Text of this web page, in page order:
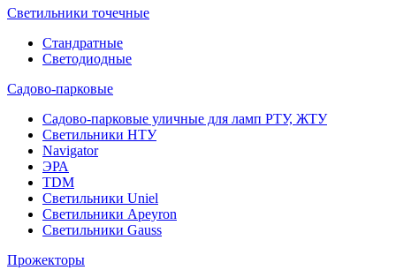
Светильники точечные
Стандратные
Светодиодные
Садово-парковые
Садово-парковые уличные для ламп РТУ, ЖТУ
Светильники НТУ
Navigator
ЭРА
TDM
Светильники Uniel
Светильники Apeyron
Светильники Gauss
Прожекторы